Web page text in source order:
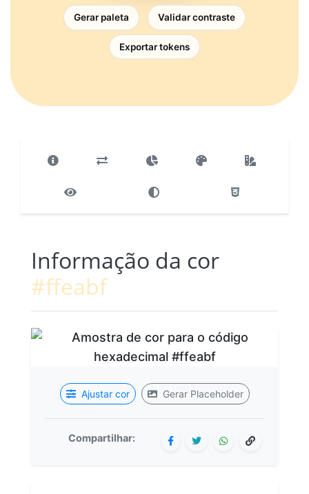
Gerar paleta Validar contraste
Exportar tokens
Informação da cor
#ffeabf
Ajustar cor Gerar Placeholder
Compartilhar: